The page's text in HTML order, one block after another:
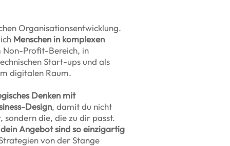
Organisationsentwicklung.
Menschen in komplexen
Non-Profit-Bereich, in
Start-ups und als
digitalen Raum.
Denken mit
Design, damit du nicht
sondern die, die zu dir passt.
Angebot sind so einzigartig
von der Stange